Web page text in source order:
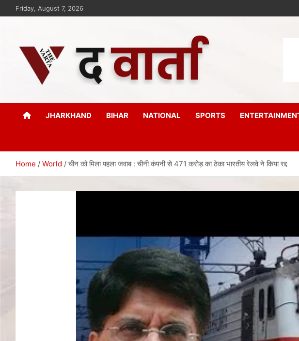
Friday, August 7, 2026
The Varta
JHARKHAND BIHAR NATIONAL SPORTS
Home World चीन को मिला पहला जवाब : चीनी कंपनी से 471 करोड़ का ठेका भारतीय रेलवे ने किया रद्द